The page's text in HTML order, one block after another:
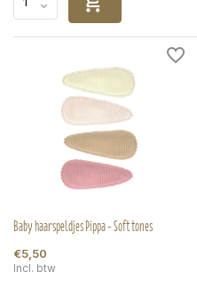
Baby haarspeldjes Pippa - Soft tones
€5,50
Incl. btw